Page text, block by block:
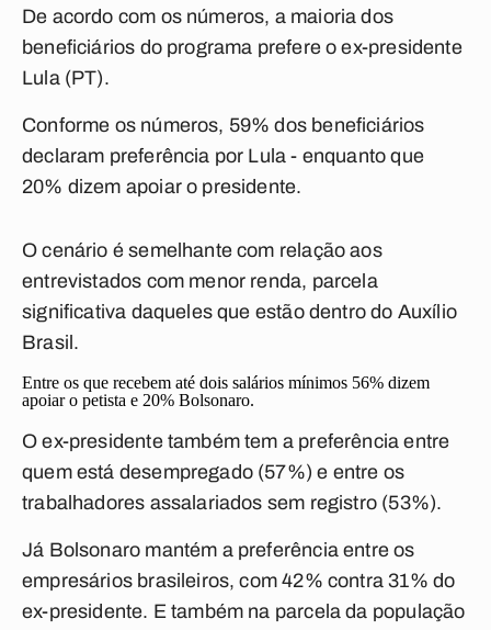
De acordo com os números, a maioria dos
beneficiários do programa prefere o ex-presidente
Lula (PT).
Conforme os números, 59% dos beneficiários
declaram preferência por Lula - enquanto que
20% dizem apoiar o presidente.
O cenário é semelhante com relação aos
entrevistados com menor renda, parcela
significativa daqueles que estão dentro do Auxílio
Brasil.
Entre os que recebem até dois salários mínimos 56% dizem
apoiar o petista e 20% Bolsonaro.
O ex-presidente também tem a preferência entre
quem está desempregado (57%) e entre os
trabalhadores assalariados sem registro (53%).
Já Bolsonaro mantém a preferência entre os
empresários brasileiros, com 42% contra 31% do
ex-presidente. E também na parcela da população